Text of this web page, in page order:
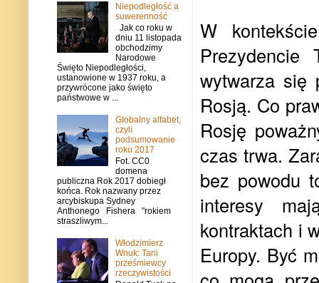
W
Prezydencie
wytwarza się
Rosją. Co
Rosję
czas trwa.
bez powodu
interesy
kontraktach i
Europy. Być
Niepodległość a
suwerenność
Jak co roku w
dniu 11 listopada
obchodzimy
Narodowe
Święto Niepodległości,
ustanowione w 1937 roku, a
przywrócone jako święto
państwowe w ...
Globalny alfabet,
czyli
podsumowanie
roku 2017
Fot. CC0
domena
publiczna Rok 2017 dobiegł
końca. Rok nazwany przez
arcybiskupa Sydney
Anthonego Fishera "rokiem
straszliwym...
Włodzimierz
Wnuk: Tani
prześmiewcy
rzeczywistości